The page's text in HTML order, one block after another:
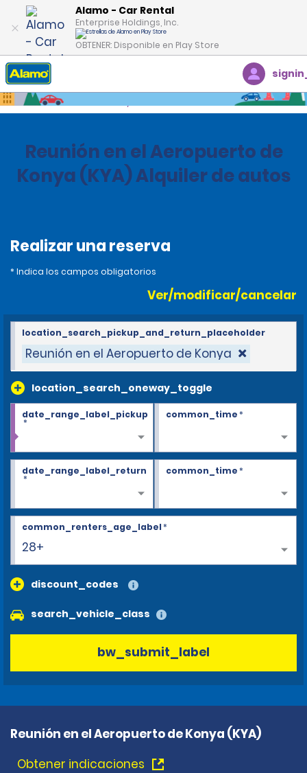
Alamo - Car Rental
Enterprise Holdings, Inc.
OBTENER: Disponible en Play Store
Inicio Oficinas
Reunión en el Aeropuerto de
Konya (KYA) Alquiler de autos
Realizar una reserva
* Indica los campos obligatorios
Ver/modificar/cancelar
Reunión en el Aeropuerto de Konya
location_search_oneway_toggle
location_search_pickup_and_return_placeholder
date_range_label_pickup
*
common_time*
date_range_label_return
*
common_time*
28+
common_renters_age_label*
discount_codes
search_vehicle_class
bw_submit_label
Reunión en el Aeropuerto de Konya (KYA)
Obtener indicaciones